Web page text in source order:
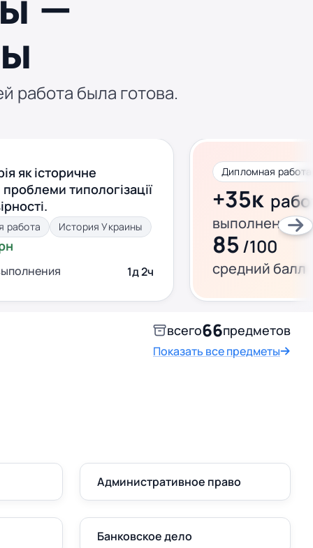
работа была готова.
як історичне
типологізації
работа История Украины
1д 2ч
+35к
выполнено за
85/100
средний балл
всего66предметов
Показать все предметы
Административное право
Банковское дело